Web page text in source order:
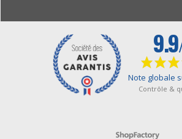
Boutique en ligne créés avec le logiciel